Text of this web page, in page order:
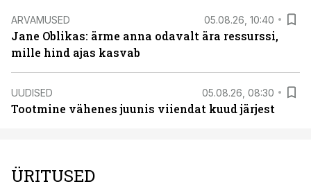
ARVAMUSED 05.08.26, 10:40
Jane Oblikas: ärme anna odavalt ära ressurssi,
mille hind ajas kasvab
UUDISED 05.08.26, 08:30
Tootmine vähenes juunis viiendat kuud järjest
ÜRITUSED